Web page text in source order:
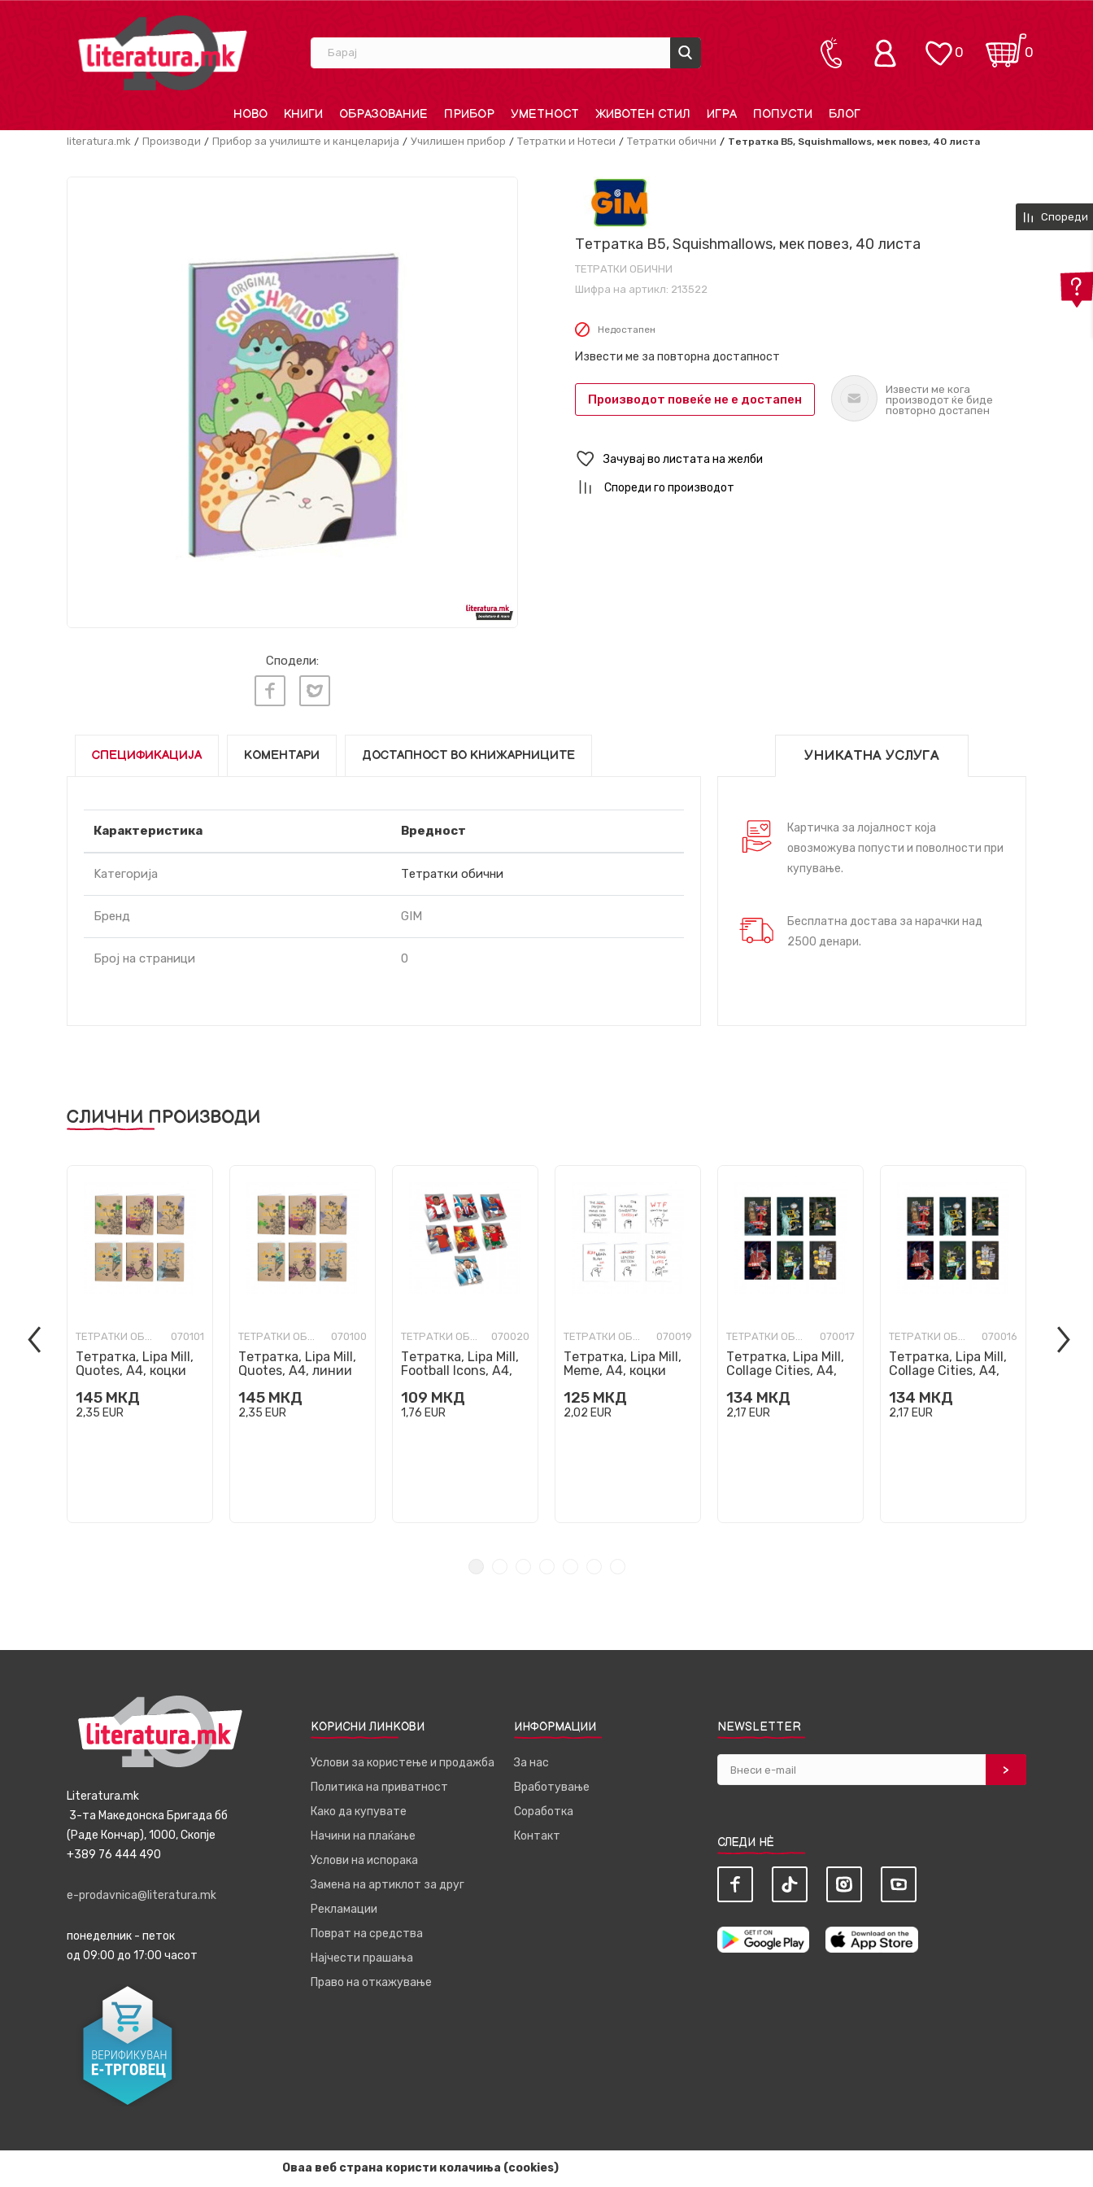
Барај 0
0
НОВО КНИГИ ОБРАЗОВАНИЕ ПРИБОР УМЕТНОСТ ЖИВОТЕН СТИЛ ИГРА ПОПУСТИ БЛОГ
literatura.mk Производи Прибор за училиште и канцеларија Училишен прибор Тетратки и Нотеси Тетратки обични Тетратка B5, Squishmallows, мек повез, 40 листа
Сподели:
Тетратка B5, Squishmallows, мек повез, 40 листа
ТЕТРАТКИ ОБИЧНИ
Шифра на артикл: 213522
Недостапен
Извести ме за повторна достапност
Производот повеќе не е достапен
Извести ме кога
производот ќе биде
повторно достапен
Зачувај во листата на желби
Спореди го производот
СПЕЦИФИКАЦИЈА КОМЕНТАРИ ДОСТАПНОСТ ВО КНИЖАРНИЦИТЕ
Карактеристика Вредност
Kатегорија Тетратки обични
Бренд GIM
Број на страници 0
УНИКАТНА УСЛУГА
Картичка за лојалност која
овозможува попусти и поволности при
купување.
Бесплатна достава за нарачки над
2500 денари.
СЛИЧНИ ПРОИЗВОДИ
ТЕТРАТКИ ОБИЧНИ 070101
Тетратка, Lipa Mill,
Quotes, A4, коцки
145 МКД
2,35 EUR
ТЕТРАТКИ ОБИЧНИ 070100
Тетратка, Lipa Mill,
Quotes, A4, линии
145 МКД
2,35 EUR
ТЕТРАТКИ ОБИЧНИ 070020
Тетратка, Lipa Mill,
Football Icons, A4,
109 МКД
1,76 EUR
ТЕТРАТКИ ОБИЧНИ 070019
Тетратка, Lipa Mill,
Meme, A4, коцки
125 МКД
2,02 EUR
ТЕТРАТКИ ОБИЧНИ 070017
Тетратка, Lipa Mill,
Collage Cities, A4,
134 МКД
2,17 EUR
ТЕТРАТКИ ОБИЧНИ 070016
Тетратка, Lipa Mill,
Collage Cities, A4,
134 МКД
2,17 EUR
Спореди
Literatura.mk
3-та Македонска Бригада бб
(Раде Кончар), 1000, Скопје
+389 76 444 490
e-prodavnica@literatura.mk
понеделник - петок
од 09:00 до 17:00 часот
КОРИСНИ ЛИНКОВИ
Услови за користење и продажба
Политика на приватност
Како да купувате
Начини на плаќање
Услови на испорака
Замена на артиклот за друг
Рекламации
Поврат на средства
Најчести прашања
Право на откажување
ИНФОРМАЦИИ
За нас
Вработување
Соработка
Контакт
NEWSLETTER
СЛЕДИ НЀ
Оваа веб страна користи колачиња (cookies)